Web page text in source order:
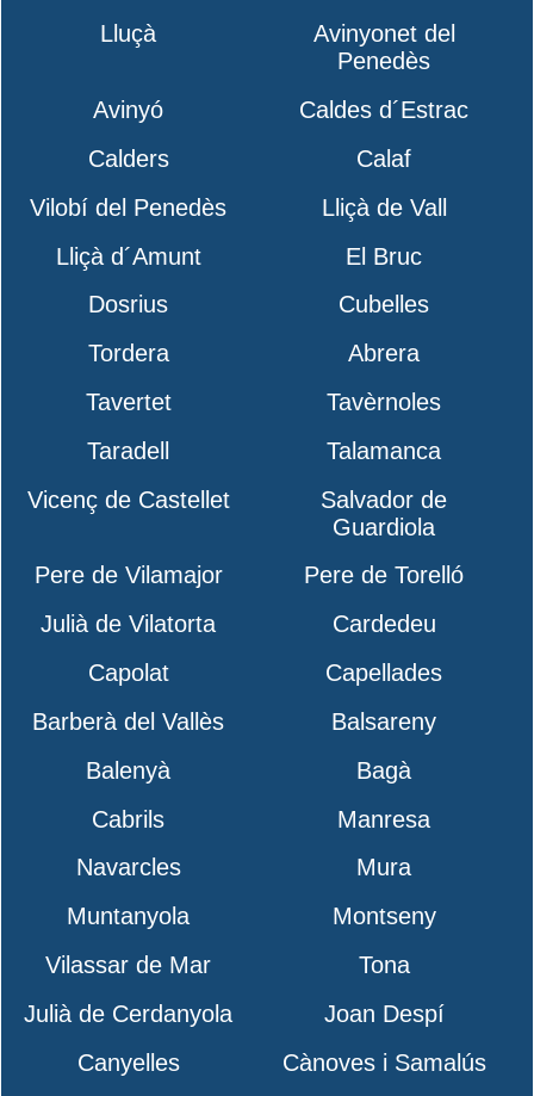
Lluçà
Avinyonet del
Penedès
Avinyó
Caldes d´Estrac
Calders
Calaf
Vilobí del Penedès
Lliçà de Vall
Lliçà d´Amunt
El Bruc
Dosrius
Cubelles
Tordera
Abrera
Tavertet
Tavèrnoles
Taradell
Talamanca
Vicenç de Castellet
Salvador de
Guardiola
Pere de Vilamajor
Pere de Torelló
Julià de Vilatorta
Cardedeu
Capolat
Capellades
Barberà del Vallès
Balsareny
Balenyà
Bagà
Cabrils
Manresa
Navarcles
Mura
Muntanyola
Montseny
Vilassar de Mar
Tona
Julià de Cerdanyola
Joan Despí
Canyelles
Cànoves i Samalús